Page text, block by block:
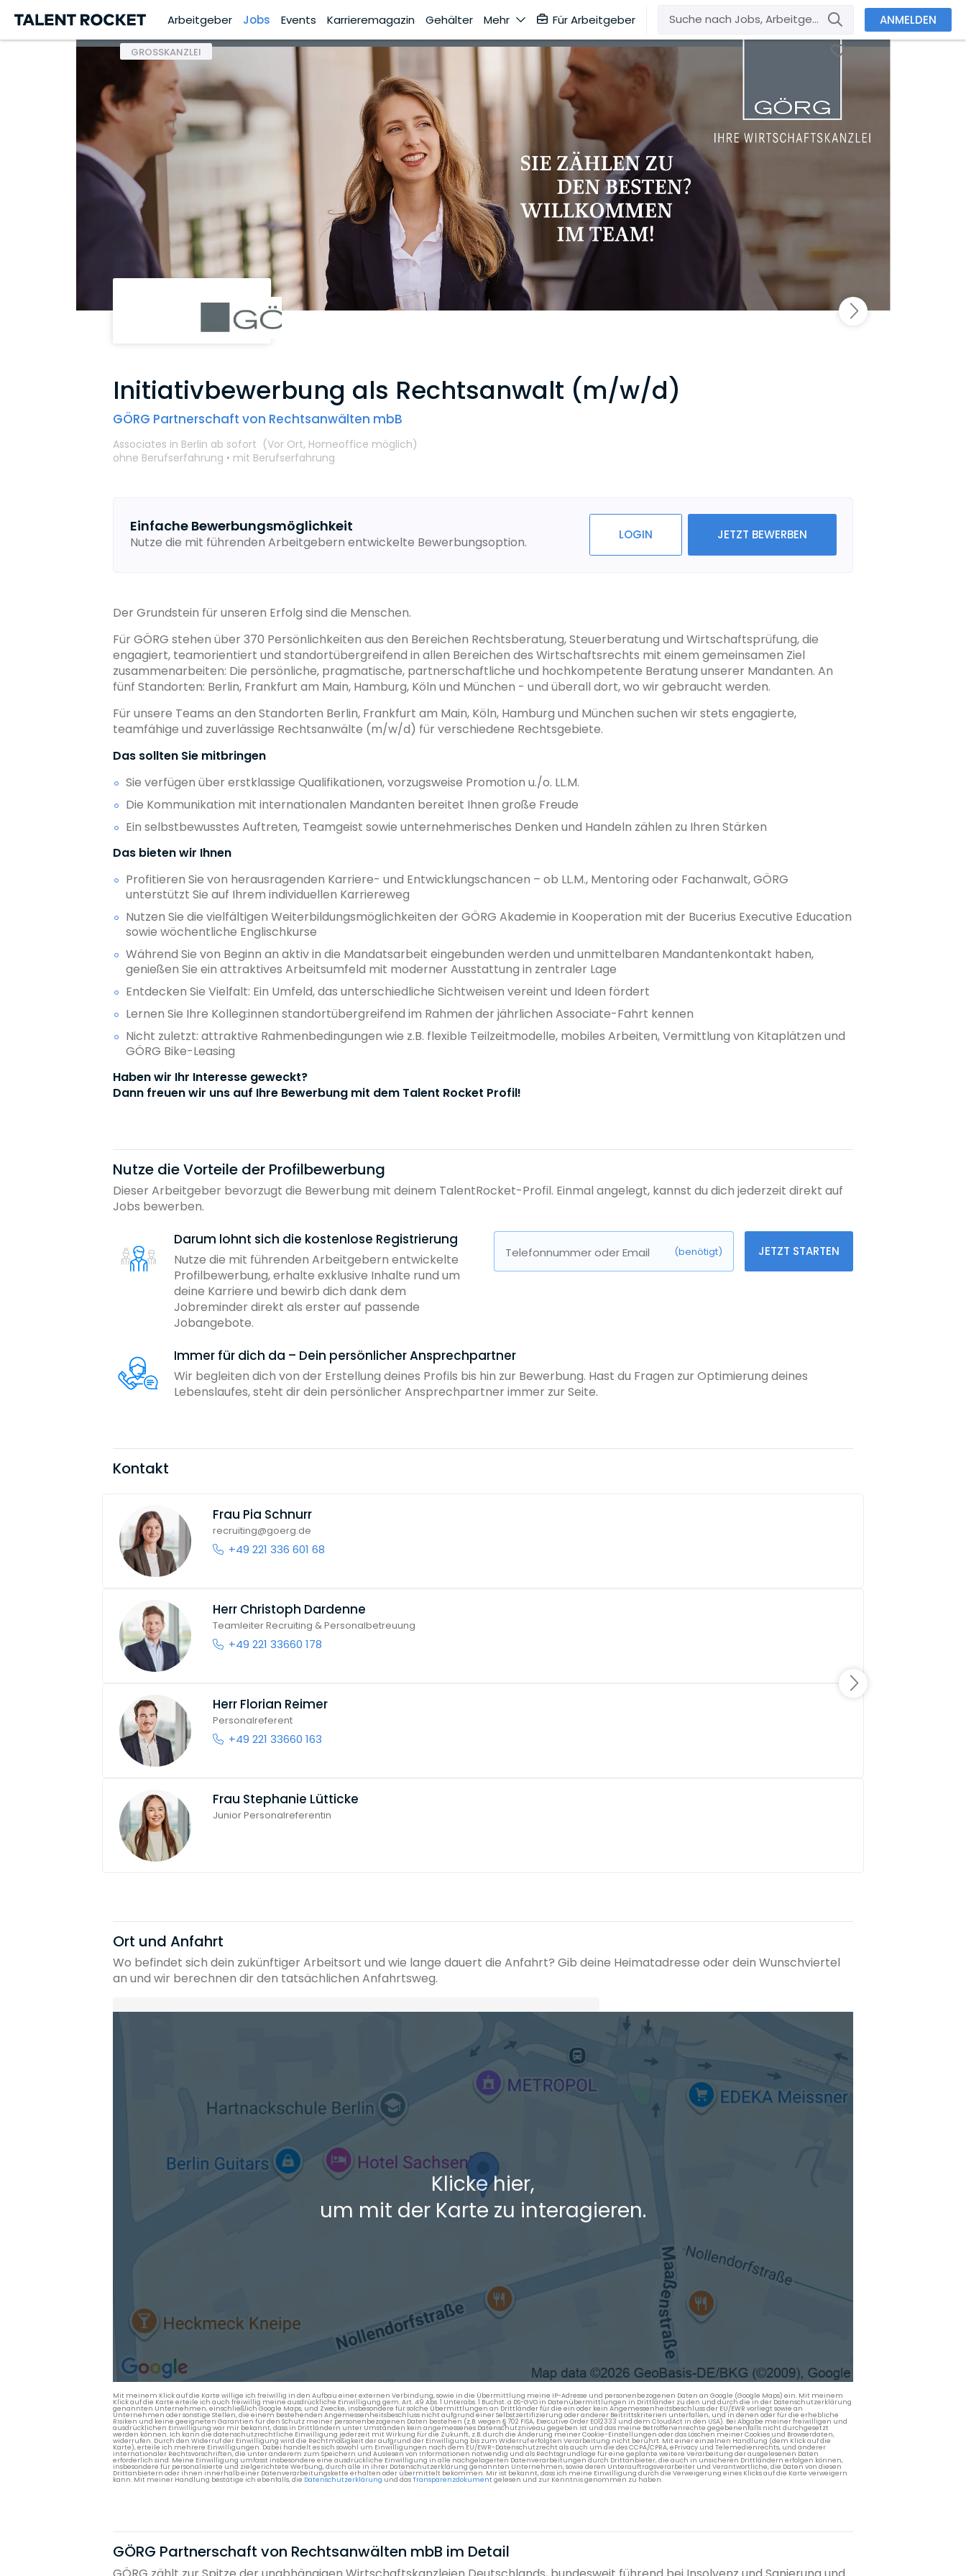
Arbeitgeber Jobs Events Karrieremagazin Gehälter Mehr Für Arbeitgeber ANMELDEN
GROSSKANZLEI
Initiativbewerbung als Rechtsanwalt (m/w/d)
GÖRG Partnerschaft von Rechtsanwälten mbB
Associates in Berlin ab sofort (Vor Ort, Homeoffice möglich)
ohne Berufserfahrung • mit Berufserfahrung
Einfache Bewerbungsmöglichkeit
Nutze die mit führenden Arbeitgebern entwickelte Bewerbungsoption. LOGIN JETZT BEWERBEN
Der Grundstein für unseren Erfolg sind die Menschen.
Für GÖRG stehen über 370 Persönlichkeiten aus den Bereichen Rechtsberatung, Steuerberatung und Wirtschaftsprüfung, die
engagiert, teamorientiert und standortübergreifend in allen Bereichen des Wirtschaftsrechts mit einem gemeinsamen Ziel
zusammenarbeiten: Die persönliche, pragmatische, partnerschaftliche und hochkompetente Beratung unserer Mandanten. An
fünf Standorten: Berlin, Frankfurt am Main, Hamburg, Köln und München - und überall dort, wo wir gebraucht werden.
Für unsere Teams an den Standorten Berlin, Frankfurt am Main, Köln, Hamburg und München suchen wir stets engagierte,
teamfähige und zuverlässige Rechtsanwälte (m/w/d) für verschiedene Rechtsgebiete.
Das sollten Sie mitbringen
Sie verfügen über erstklassige Qualifikationen, vorzugsweise Promotion u./o. LL.M.
Die Kommunikation mit internationalen Mandanten bereitet Ihnen große Freude
Ein selbstbewusstes Auftreten, Teamgeist sowie unternehmerisches Denken und Handeln zählen zu Ihren Stärken
Das bieten wir Ihnen
Profitieren Sie von herausragenden Karriere- und Entwicklungschancen – ob LL.M., Mentoring oder Fachanwalt, GÖRG
unterstützt Sie auf Ihrem individuellen Karriereweg
Nutzen Sie die vielfältigen Weiterbildungsmöglichkeiten der GÖRG Akademie in Kooperation mit der Bucerius Executive Education
sowie wöchentliche Englischkurse
Während Sie von Beginn an aktiv in die Mandatsarbeit eingebunden werden und unmittelbaren Mandantenkontakt haben,
genießen Sie ein attraktives Arbeitsumfeld mit moderner Ausstattung in zentraler Lage
Entdecken Sie Vielfalt: Ein Umfeld, das unterschiedliche Sichtweisen vereint und Ideen fördert
Lernen Sie Ihre Kolleg:innen standortübergreifend im Rahmen der jährlichen Associate-Fahrt kennen
Nicht zuletzt: attraktive Rahmenbedingungen wie z.B. flexible Teilzeitmodelle, mobiles Arbeiten, Vermittlung von Kitaplätzen und
GÖRG Bike-Leasing
Haben wir Ihr Interesse geweckt?
Dann freuen wir uns auf Ihre Bewerbung mit dem Talent Rocket Profil!
Nutze die Vorteile der Profilbewerbung
Dieser Arbeitgeber bevorzugt die Bewerbung mit deinem TalentRocket-Profil. Einmal angelegt, kannst du dich jederzeit direkt auf
Jobs bewerben.
Darum lohnt sich die kostenlose Registrierung
Nutze die mit führenden Arbeitgebern entwickelte
Profilbewerbung, erhalte exklusive Inhalte rund um
deine Karriere und bewirb dich dank dem
Jobreminder direkt als erster auf passende
Jobangebote.
Telefonnummer oder Email (benötigt) JETZT STARTEN
Immer für dich da – Dein persönlicher Ansprechpartner
Wir begleiten dich von der Erstellung deines Profils bis hin zur Bewerbung. Hast du Fragen zur Optimierung deines
Lebenslaufes, steht dir dein persönlicher Ansprechpartner immer zur Seite.
Kontakt
Frau Pia Schnurr
recruiting@goerg.de
+49 221 336 601 68
Herr Christoph Dardenne
Teamleiter Recruiting & Personalbetreuung
+49 221 33660 178
Herr Florian Reimer
Personalreferent
+49 221 33660 163
Frau Stephanie Lütticke
Junior Personalreferentin
Ort und Anfahrt
Wo befindet sich dein zukünftiger Arbeitsort und wie lange dauert die Anfahrt? Gib deine Heimatadresse oder dein Wunschviertel
an und wir berechnen dir den tatsächlichen Anfahrtsweg.
Heimatadresse oder Wunschort
+ Aktuellen Standort hinzufügen
Die berechneten Anreisezeiten basieren auf den Verkehrsdaten eines typischen Dienstag morgens um 8:30.
Klicke hier,
um mit der Karte zu interagieren.
Mit meinem Klick auf die Karte willige ich freiwillig in den Aufbau einer externen Verbindung, sowie in die Übermittlung meine IP-Adresse und personenbezogenen Daten an Google (Google Maps) ein. Mit meinem
Klick auf die Karte erteile ich auch freiwillig meine ausdrückliche Einwilligung gem. Art. 49 Abs. 1 Unterabs. 1 Buchst. a DS-GVO in Datenübermittlungen in Drittländer zu den und durch die in der Datenschutzerklärung
genannten Unternehmen, einschließlich Google Maps, und Zwecke, insbesondere für solche Übermittlungen an Drittländer für die ein oder kein Angemessenheitsbeschluss der EU/EWR vorliegt sowie an
Unternehmen oder sonstige Stellen, die einem bestehenden Angemessenheitsbeschluss nicht aufgrund einer Selbstzertifizierung oder anderer Beitrittskriterien unterfallen, und in denen oder für die erhebliche
Risiken und keine geeigneten Garantien für den Schutz meiner personenbezogenen Daten bestehen (z.B. wegen § 702 FISA, Executive Order EO12333 und dem CloudAct in den USA). Bei Abgabe meiner freiwilligen und
ausdrücklichen Einwilligung war mir bekannt, dass in Drittländern unter Umständen kein angemessenes Datenschutzniveau gegeben ist und das meine Betroffenenrechte gegebenenfalls nicht durchgesetzt
werden können. Ich kann die datenschutzrechtliche Einwilligung jederzeit mit Wirkung für die Zukunft, z.B. durch die Änderung meiner Cookie-Einstellungen oder das Löschen meiner Cookies und Browserdaten,
widerrufen. Durch den Widerruf der Einwilligung wird die Rechtmäßigkeit der aufgrund der Einwilligung bis zum Widerruf erfolgten Verarbeitung nicht berührt. Mit einer einzelnen Handlung (dem Klick auf die
Karte), erteile ich mehrere Einwilligungen. Dabei handelt es sich sowohl um Einwilligungen nach dem EU/EWR-Datenschutzrecht als auch um die des CCPA/CPRA, ePrivacy und Telemedienrechts, und anderer
internationaler Rechtsvorschriften, die unter anderem zum Speichern und Auslesen von Informationen notwendig und als Rechtsgrundlage für eine geplante weitere Verarbeitung der ausgelesenen Daten
erforderlich sind. Meine Einwilligung umfasst insbesondere eine ausdrückliche Einwilligung in alle nachgelagerten Datenverarbeitungen durch Drittanbieter, die auch in unsicheren Drittländern erfolgen können,
insbesondere für personalisierte und zielgerichtete Werbung, durch alle in ihrer Datenschutzerklärung genannten Unternehmen, sowie deren Unterauftragsverarbeiter und Verantwortliche, die Daten von diesen
Drittanbietern oder ihnen innerhalb einer Datenverarbeitungskette erhalten oder übermittelt bekommen. Mir ist bekannt, dass ich meine Einwilligung durch die Verweigerung eines Klicks auf die Karte verweigern
kann. Mit meiner Handlung bestätige ich ebenfalls, die Datenschutzerklärung und dasTransparenzdokumentgelesen und zur Kenntnis genommen zu haben.
GÖRG Partnerschaft von Rechtsanwälten mbB im Detail